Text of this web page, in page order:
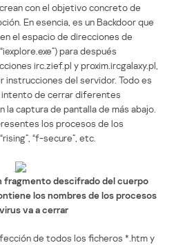
con el objetivo concreto de
En esencia, es un Backdoor que
el espacio de direcciones de
para después
irc.zief.pl y proxim.ircgalaxy.pl,
instrucciones del servidor. Todo es
de cerrar diferentes
la captura de pantalla de más abajo.
los procesos de los
“f-secure”, etc.
fragmento descifrado del cuerpo
los nombres de los procesos
va a cerrar
de todos los ficheros *.htm y